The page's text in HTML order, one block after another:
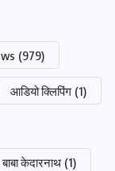
(979)
आडियो क्लिपिंग (1)
बाबा केदारनाथ (1)